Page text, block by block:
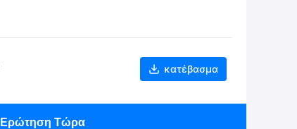
κατέβασμα
Ερώτηση Τώρα